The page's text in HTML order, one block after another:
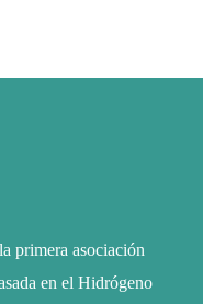
primera asociación
en el Hidrógeno